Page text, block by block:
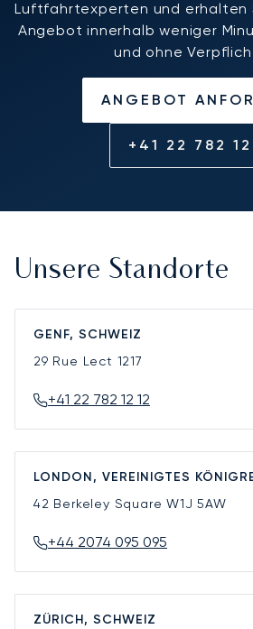
Luftfahrtexperten und erhalten
Angebot innerhalb weniger
und ohne
ANGEBOT
+41 22 782 12
Unsere Standorte
GENF, SCHWEIZ
29 Rue Lect 1217
+41 22 782 12 12
LONDON, VEREINIGTES
42 Berkeley SquareW1J 5AW
+44 2074 095 095
ZÜRICH, SCHWEIZ